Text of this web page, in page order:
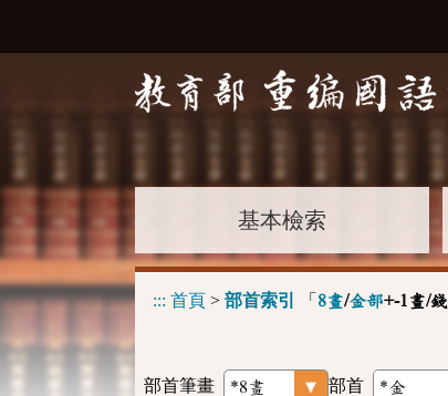
基本檢索
::: 首頁 > 部首索引 「 8畫/金部+-1畫/錢
部首筆畫 部首